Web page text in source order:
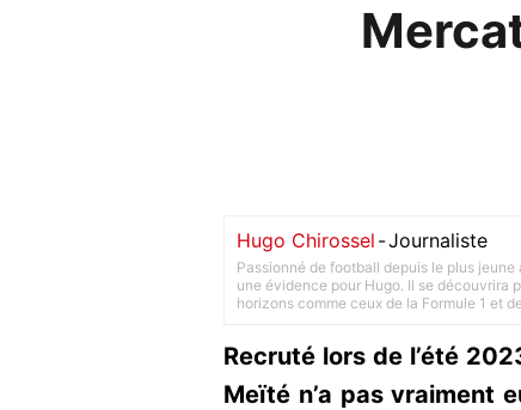
Hugo Chirossel -Journaliste
Passionné de football depuis le plus
une évidence pour Hugo. Il se découvrira
horizons comme ceux de la Formule 1 et
Recruté lors de l’été
Meïté n’a pas vraiment